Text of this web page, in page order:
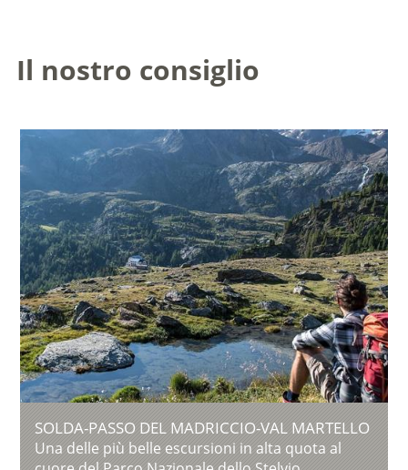
Il nostro consiglio
SOLDA-PASSO DEL MADRICCIO-VAL MARTELLO
Una delle più belle escursioni in alta quota al